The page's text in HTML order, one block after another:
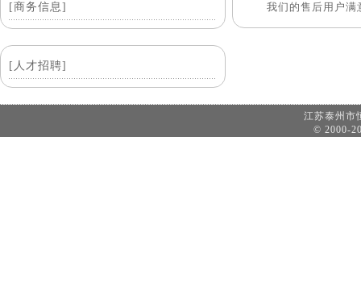
[商务信息]
[人才招聘]
我们的售后用户满
江苏泰州
© 2000-